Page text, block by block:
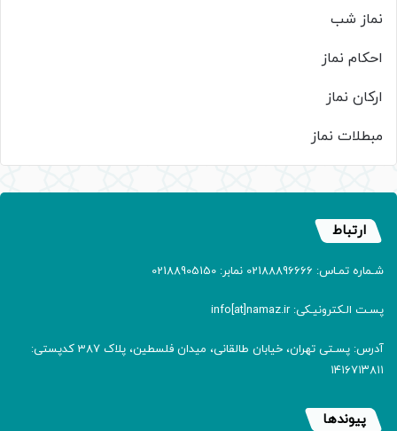
نماز شب
احکام نماز
ارکان نماز
مبطلات نماز
ارتباط
شـماره تمـاس: 02188896666 نمابر: 02188905150
پسـت الـکترونیـکی: info[at]namaz.ir
آدرس: پسـتی تهران، خیابان طالقانی، میدان فلسطین، پلاک 387 کدپستی:
۱۴۱۶۷۱۳۸۱۱
پیوندها